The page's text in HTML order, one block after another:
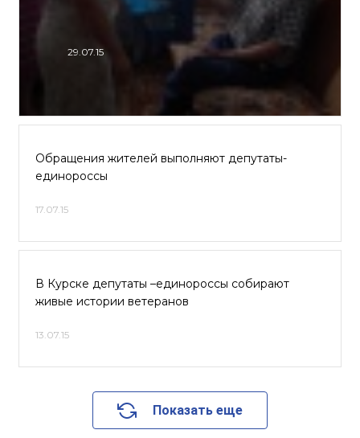
29.07.15
Обращения жителей выполняют депутаты-
единороссы
17.07.15
В Курске депутаты –единороссы собирают
живые истории ветеранов
13.07.15
Показать еще